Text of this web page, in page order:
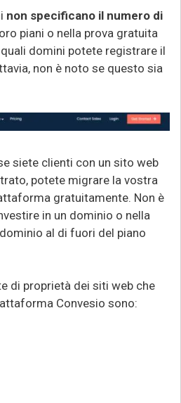
non specificano il numero di
piani o nella prova gratuita
domini potete registrare il
non è noto se questo sia
siete clienti con un sito web
potete migrare la vostra
gratuitamente. Non è
in un dominio o nella
al di fuori del piano
di proprietà dei siti web che
Convesio sono: